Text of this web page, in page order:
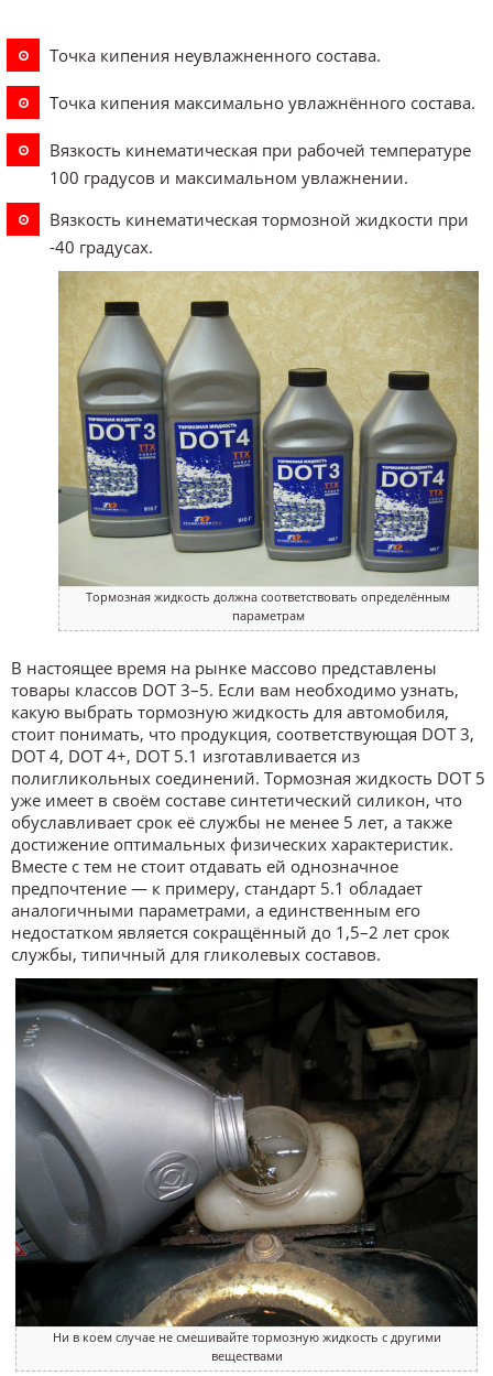
Точка кипения неувлажненного состава.
Точка кипения максимально увлажнённого состава.
Вязкость кинематическая при рабочей температуре
100 градусов и максимальном увлажнении.
Вязкость кинематическая тормозной жидкости при
-40 градусах.
Тормозная жидкость должна соответствовать определённым
параметрам
В настоящее время на рынке массово представлены
товары классов DOT 3–5. Если вам необходимо узнать,
какую выбрать тормозную жидкость для автомобиля,
стоит понимать, что продукция, соответствующая DOT 3,
DOT 4, DOT 4+, DOT 5.1 изготавливается из
полигликольных соединений. Тормозная жидкость DOT 5
уже имеет в своём составе синтетический силикон, что
обуславливает срок её службы не менее 5 лет, а также
достижение оптимальных физических характеристик.
Вместе с тем не стоит отдавать ей однозначное
предпочтение — к примеру, стандарт 5.1 обладает
аналогичными параметрами, а единственным его
недостатком является сокращённый до 1,5–2 лет срок
службы, типичный для гликолевых составов.
Ни в коем случае не смешивайте тормозную жидкость с другими
веществами